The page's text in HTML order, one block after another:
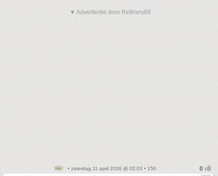
▼ Advertentie door Refinery89
• zaterdag 11 april 2026 @ 02:03 • 150